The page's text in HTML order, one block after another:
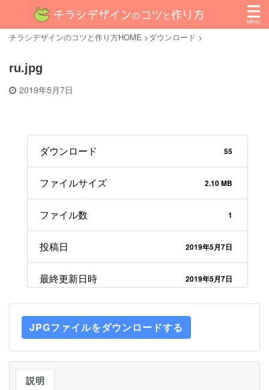
チラシデザインのコツと作り方HOME >ダウンロード >
ru.jpg
2019年5月7日
ダウンロード 55
ファイルサイズ 2.10 MB
ファイル数 1
投稿日 2019年5月7日
最終更新日時 2019年5月7日
JPGファイルをダウンロードする
説明